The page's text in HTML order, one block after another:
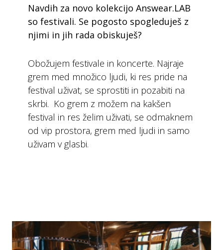
Navdih za novo kolekcijo Answear.LAB
so festivali. Se pogosto spogleduješ z
njimi in jih rada obiskuješ?
Obožujem festivale in koncerte. Najraje
grem med množico ljudi, ki res pride na
festival uživat, se sprostiti in pozabiti na
skrbi. Ko grem z možem na kakšen
festival in res želim uživati, se odmaknem
od vip prostora, grem med ljudi in samo
uživam v glasbi.